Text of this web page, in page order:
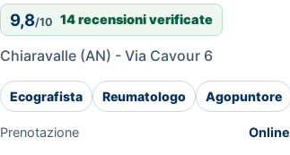
9,8/10 14 recensioni verificate
Chiaravalle (AN) - Via Cavour 6
Ecografista Reumatologo Agopuntore
Prenotazione Online